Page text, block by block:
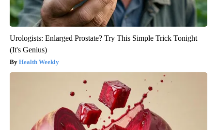
Urologists: Enlarged Prostate? Try This Simple Trick Tonight
(It's Genius)
Health Weekly